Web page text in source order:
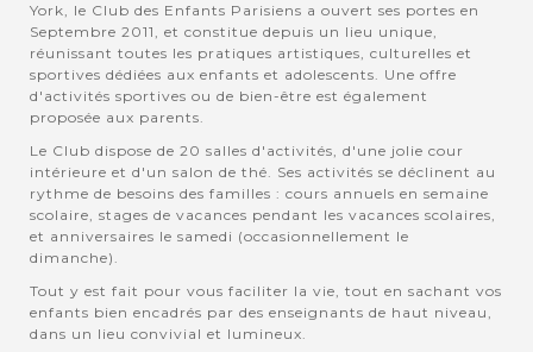
York, le Club des Enfants Parisiens a ouvert ses portes en
Septembre 2011, et constitue depuis un lieu unique,
réunissant toutes les pratiques artistiques, culturelles et
sportives dédiées aux enfants et adolescents. Une offre
d'activités sportives ou de bien-être est également
proposée aux parents.
Le Club dispose de 20 salles d'activités, d'une jolie cour
intérieure et d'un salon de thé. Ses activités se déclinent au
rythme de besoins des familles : cours annuels en semaine
scolaire, stages de vacances pendant les vacances scolaires,
et anniversaires le samedi (occasionnellement le
dimanche).
Tout y est fait pour vous faciliter la vie, tout en sachant vos
enfants bien encadrés par des enseignants de haut niveau,
dans un lieu convivial et lumineux.